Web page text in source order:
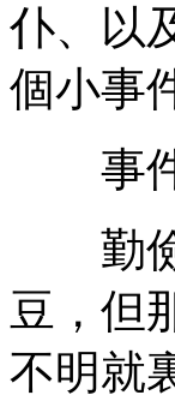
仆、以
個小事
事件
勤儉
豆，但
不明就